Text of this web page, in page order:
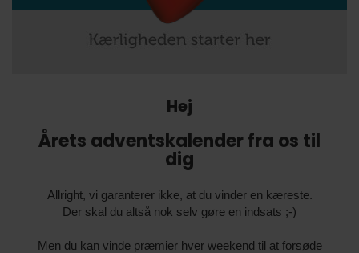
Hej
Årets adventskalender fra os til
dig
Allright, vi garanterer ikke, at du vinder en kæreste.
Der skal du altså nok selv gøre en indsats ;-)
Men du kan vinde præmier hver weekend til at forsøde